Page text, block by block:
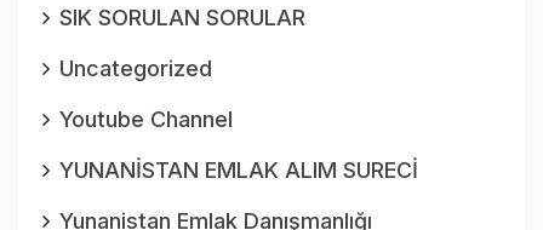
SIK SORULAN SORULAR
Uncategorized
Youtube Channel
YUNANİSTAN EMLAK ALIM SURECİ
Yunanistan Emlak Danışmanlığı